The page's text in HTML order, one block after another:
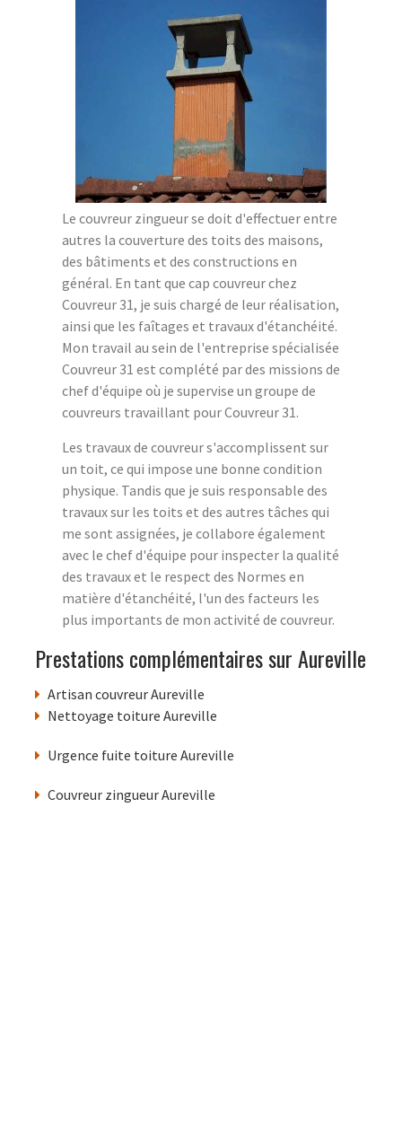
Le couvreur zingueur se doit d'effectuer entre
autres la couverture des toits des maisons,
des bâtiments et des constructions en
général. En tant que cap couvreur chez
Couvreur 31, je suis chargé de leur réalisation,
ainsi que les faîtages et travaux d'étanchéité.
Mon travail au sein de l'entreprise spécialisée
Couvreur 31 est complété par des missions de
chef d'équipe où je supervise un groupe de
couvreurs travaillant pour Couvreur 31.
Les travaux de couvreur s'accomplissent sur
un toit, ce qui impose une bonne condition
physique. Tandis que je suis responsable des
travaux sur les toits et des autres tâches qui
me sont assignées, je collabore également
avec le chef d'équipe pour inspecter la qualité
des travaux et le respect des Normes en
matière d'étanchéité, l'un des facteurs les
plus importants de mon activité de couvreur.
Prestations complémentaires sur Aureville
Artisan couvreur Aureville
Nettoyage toiture Aureville
Urgence fuite toiture Aureville
Couvreur zingueur Aureville